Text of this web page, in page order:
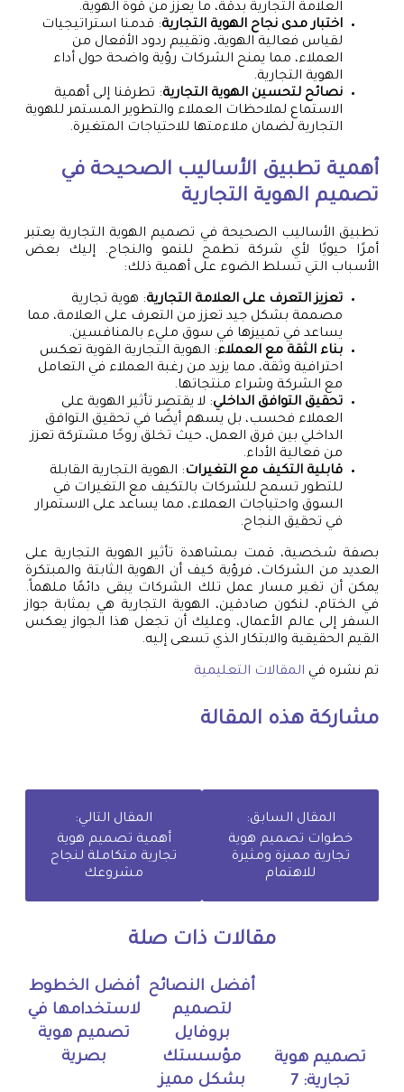
العلامة التجارية بدقة، ما يعزز من قوة الهوية.
اختبار مدى نجاح الهوية التجارية: قدمنا استراتيجيات
لقياس فعالية الهوية، وتقييم ردود الأفعال من
العملاء، مما يمنح الشركات رؤية واضحة حول أداء
الهوية التجارية.
نصائح لتحسين الهوية التجارية: تطرقنا إلى أهمية
الاستماع لملاحظات العملاء والتطوير المستمر للهوية
التجارية لضمان ملاءمتها للاحتياجات المتغيرة.
أهمية تطبيق الأساليب الصحيحة في
تصميم الهوية التجارية
تطبيق الأساليب الصحيحة في تصميم الهوية التجارية يعتبر
أمرًا حيويًا لأي شركة تطمح للنمو والنجاح. إليك بعض
الأسباب التي تسلط الضوء على أهمية ذلك:
تعزيز التعرف على العلامة التجارية: هوية تجارية
مصممة بشكل جيد تعزز من التعرف على العلامة، مما
يساعد في تمييزها في سوق مليء بالمنافسين.
بناء الثقة مع العملاء: الهوية التجارية القوية تعكس
احترافية وثقة، مما يزيد من رغبة العملاء في التعامل
مع الشركة وشراء منتجاتها.
تحقيق التوافق الداخلي: لا يقتصر تأثير الهوية على
العملاء فحسب، بل يسهم أيضًا في تحقيق التوافق
الداخلي بين فرق العمل، حيث تخلق روحًا مشتركة تعزز
من فعالية الأداء.
قابلية التكيف مع التغيرات: الهوية التجارية القابلة
للتطور تسمح للشركات بالتكيف مع التغيرات في
السوق واحتياجات العملاء، مما يساعد على الاستمرار
في تحقيق النجاح.
بصفة شخصية، قمت بمشاهدة تأثير الهوية التجارية على
العديد من الشركات، فرؤية كيف أن الهوية الثابتة والمبتكرة
يمكن أن تغير مسار عمل تلك الشركات يبقى دائمًا ملهماً.
في الختام، لنكون صادقين، الهوية التجارية هي بمثابة جواز
السفر إلى عالم الأعمال، وعليك أن تجعل هذا الجواز يعكس
القيم الحقيقية والابتكار الذي تسعى إليه.
تم نشره في المقالات التعليمية
مشاركة هذه المقالة
المقال السابق:
خطوات تصميم هوية
تجارية مميزة ومثيرة
للاهتمام
المقال التالي:
أهمية تصميم هوية
تجارية متكاملة لنجاح
مشروعك
مقالات ذات صلة
تصميم هوية
تجارية: 7
أفضل النصائح
لتصميم
بروفايل
مؤسستك
بشكل مميز
أفضل الخطوط
لاستخدامها في
تصميم هوية
بصرية